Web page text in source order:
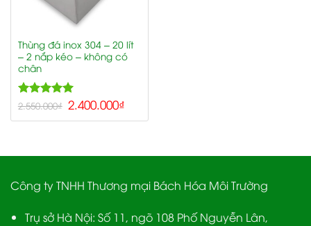
Thùng đá inox 304 – 20 lít
– 2 nắp kéo – không có
chân
Rated5.00
2.550.000₫ 2.400.000₫
Công ty TNHH Thương mại Bách Hóa Môi Trường
Trụ sở Hà Nội: Số 11, ngõ 108 Phố Nguyễn Lân,